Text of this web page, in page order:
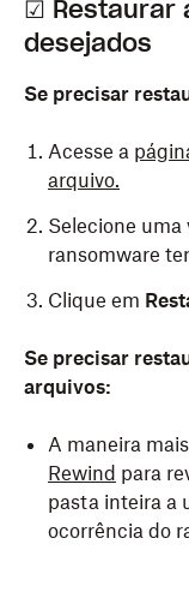
☑ Restaurar
desejados
Se precisar
Acesse a
arquivo.
Selecione uma
ransomware
Clique em
Se precisar
arquivos:
A maneira
Rewind para
pasta inteira a
ocorrência do